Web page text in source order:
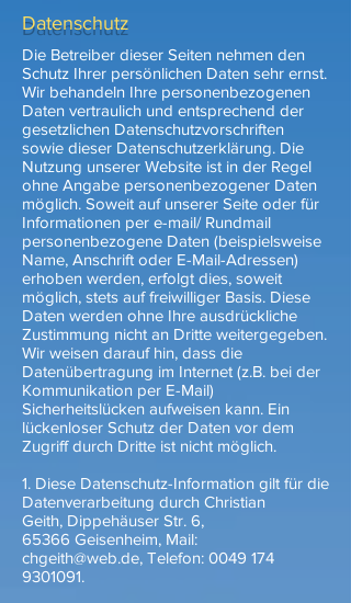
Datenschutz
Die Betreiber dieser Seiten nehmen den
Schutz Ihrer persönlichen Daten sehr ernst.
Wir behandeln Ihre personenbezogenen
Daten vertraulich und entsprechend der
gesetzlichen Datenschutzvorschriften
sowie dieser Datenschutzerklärung. Die
Nutzung unserer Website ist in der Regel
ohne Angabe personenbezogener Daten
möglich. Soweit auf unserer Seite oder für
Informationen per e-mail/ Rundmail
personenbezogene Daten (beispielsweise
Name, Anschrift oder E-Mail-Adressen)
erhoben werden, erfolgt dies, soweit
möglich, stets auf freiwilliger Basis. Diese
Daten werden ohne Ihre ausdrückliche
Zustimmung nicht an Dritte weitergegeben.
Wir weisen darauf hin, dass die
Datenübertragung im Internet (z.B. bei der
Kommunikation per E-Mail)
Sicherheitslücken aufweisen kann. Ein
lückenloser Schutz der Daten vor dem
Zugriff durch Dritte ist nicht möglich.
1. Diese Datenschutz-Information gilt für die
Datenverarbeitung durch Christian
Geith, Dippehäuser Str. 6,
65366 Geisenheim, Mail:
chgeith@web.de, Telefon: 0049 174
9301091.